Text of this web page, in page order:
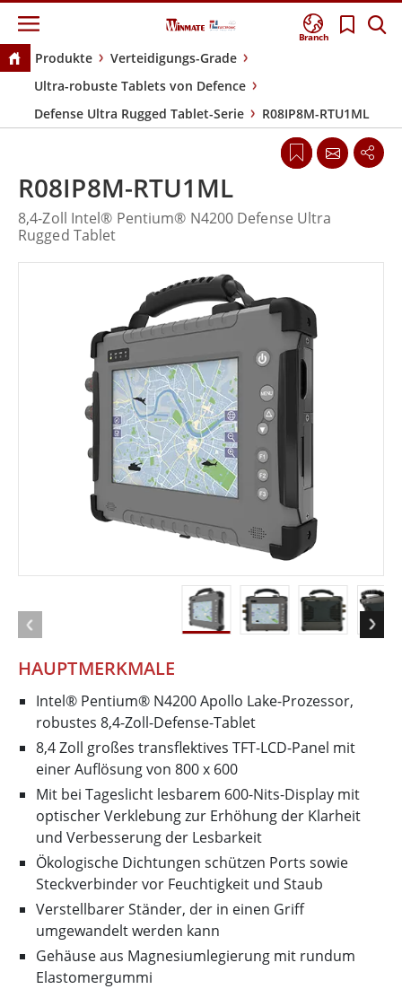
Branch
Produkte
Verteidigungs-Grade
Ultra-robuste Tablets von Defence
Defense Ultra Rugged Tablet-Serie
R08IP8M-RTU1ML
HAUPTMERKMALE
Intel® Pentium® N4200 Apollo Lake-Prozessor,
robustes 8,4-Zoll-Defense-Tablet
8,4 Zoll großes transflektives TFT-LCD-Panel mit
einer Auflösung von 800 x 600
Mit bei Tageslicht lesbarem 600-Nits-Display mit
optischer Verklebung zur Erhöhung der Klarheit
und Verbesserung der Lesbarkeit
Ökologische Dichtungen schützen Ports sowie
Steckverbinder vor Feuchtigkeit und Staub
Verstellbarer Ständer, der in einen Griff
umgewandelt werden kann
Gehäuse aus Magnesiumlegierung mit rundum
Elastomergummi
R08IP8M-RTU1ML
8,4-Zoll Intel® Pentium® N4200 Defense Ultra
Rugged Tablet